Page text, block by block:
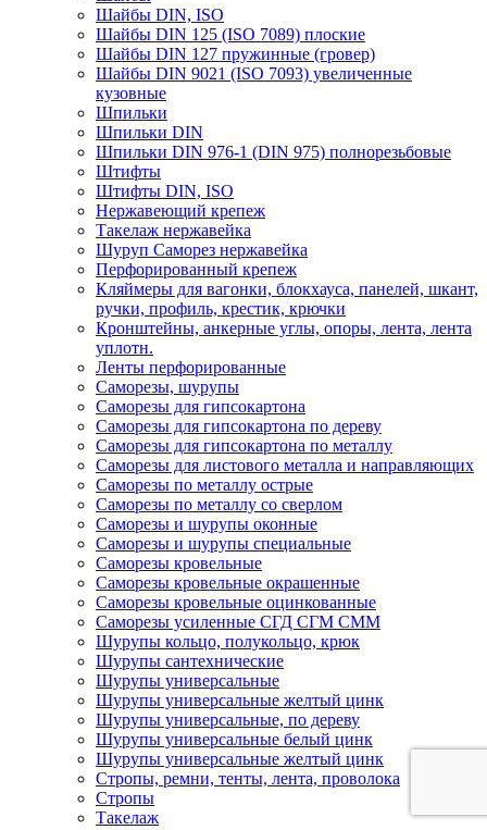
Шайбы DIN, ISO
Шайбы DIN 125 (ISO 7089) плоские
Шайбы DIN 127 пружинные (гровер)
Шайбы DIN 9021 (ISO 7093) увеличенные
кузовные
Шпильки
Шпильки DIN
Шпильки DIN 976-1 (DIN 975) полнорезьбовые
Штифты
Штифты DIN, ISO
Нержавеющий крепеж
Такелаж нержавейка
Шуруп Саморез нержавейка
Перфорированный крепеж
Кляймеры для вагонки, блокхауса, панелей, шкант,
ручки, профиль, крестик, крючки
Кронштейны, анкерные углы, опоры, лента, лента
уплотн.
Ленты перфорированные
Саморезы, шурупы
Саморезы для гипсокартона
Саморезы для гипсокартона по дереву
Саморезы для гипсокартона по металлу
Саморезы для листового металла и направляющих
Саморезы по металлу острые
Саморезы по металлу со сверлом
Саморезы и шурупы оконные
Саморезы и шурупы специальные
Саморезы кровельные
Саморезы кровельные окрашенные
Саморезы кровельные оцинкованные
Саморезы усиленные СГД СГМ СММ
Шурупы кольцо, полукольцо, крюк
Шурупы сантехнические
Шурупы универсальные
Шурупы универсальные желтый цинк
Шурупы универсальные, по дереву
Шурупы универсальные белый цинк
Шурупы универсальные желтый цинк
Стропы, ремни, тенты, лента, проволока
Стропы
Такелаж